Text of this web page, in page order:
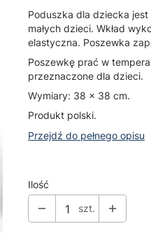
Poduszka dla dziecka
małych dzieci. Wkład
elastyczna. Poszewka
Poszewkę prać w
przeznaczone dla dzieci.
Wymiary: 38 x 38 cm.
Produkt polski.
Przejdź do pełnego opisu
Ilość
szt.